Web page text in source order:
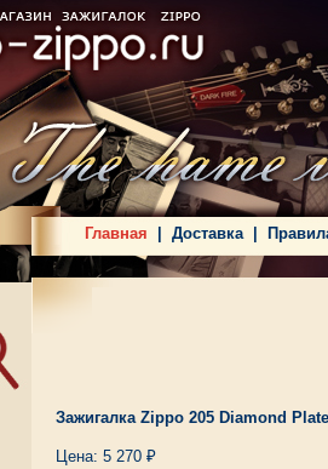
Главная Доставка
Зажигалка Zippo 205 Diamond Plate
Цена: 5 270 ₽